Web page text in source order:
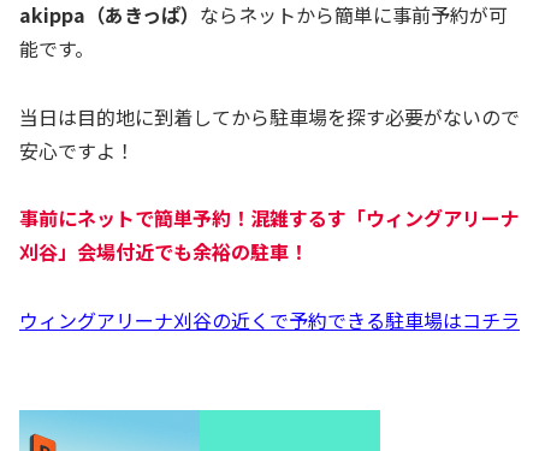
akippa（あきっぱ） ならネットから簡単に事前予約が可
能です。
当日は目的地に到着してから駐車場を探す必要がないので
安心ですよ！
事前にネットで簡単予約！混雑するす「ウィングアリーナ
刈谷」会場付近でも余裕の駐車！
ウィングアリーナ刈谷の近くで予約できる駐車場はコチラ